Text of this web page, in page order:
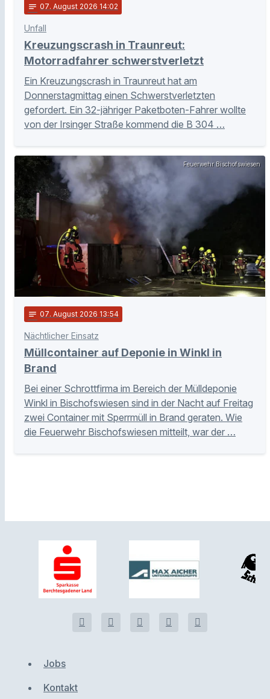
notes 07. August 2026 14:02
Unfall
Kreuzungscrash in Traunreut:
Motorradfahrer schwerstverletzt
Ein Kreuzungscrash in Traunreut hat am
Donnerstagmittag einen Schwerstverletzten
gefordert. Ein 32-jähriger Paketboten-Fahrer wollte
von der Irsinger Straße kommend die B 304 …
Feuerwehr Bischofswiesen
notes 07. August 2026 13:54
Nächtlicher Einsatz
Müllcontainer auf Deponie in Winkl in
Brand
Bei einer Schrottfirma im Bereich der Mülldeponie
Winkl in Bischofswiesen sind in der Nacht auf Freitag
zwei Container mit Sperrmüll in Brand geraten. Wie
die Feuerwehr Bischofswiesen mitteilt, war der …
Jobs
Kontakt